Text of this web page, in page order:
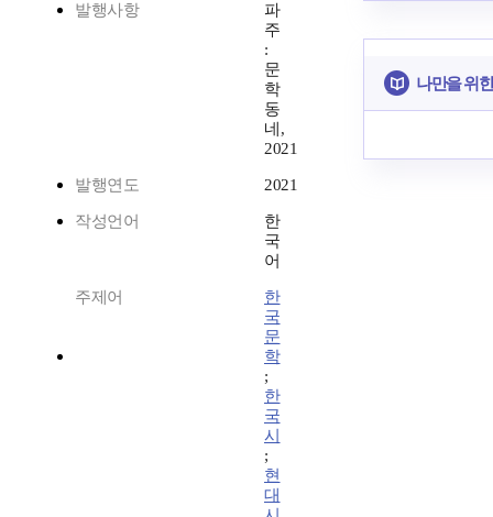
발행사항
파
주
:
문
학
동
네,
2021
발행연도 2021
작성언어
한
국
어
주제어
한
국
문
학
;
한
국
시
;
현
대
나만을 위